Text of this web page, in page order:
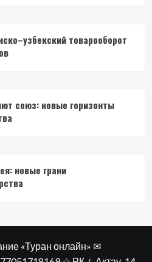
товарооборот
союз: новые горизонты
новые грани
«Туран онлайн» ✉